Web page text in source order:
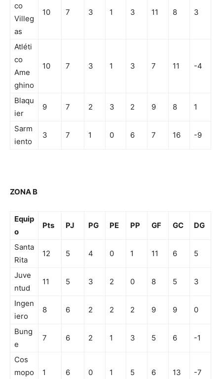
co
Villeg
as
10 7 3 1 3 11 8 3
Atléti
co
Ame
ghino
10 7 3 1 3 7 11 -4
Blaqu
ier
9 7 2 3 2 9 8 1
Sarm
iento
3 7 1 0 6 7 16 -9
ZONA B
Equip
o
Pts PJ PG PE PP GF GC DG
Santa
Rita
12 5 4 0 1 11 6 5
Juve
ntud
11 5 3 2 0 8 5 3
Ingen
iero
8 6 2 2 2 9 9 0
Bung
e
7 6 2 1 3 5 6 -1
Cos
mopo
1 6 0 1 5 6 13 -7